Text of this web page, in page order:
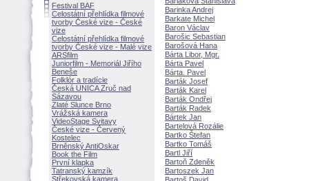
Festival BAF
Celostátní přehlídka filmové
tvorby České vize - České
vize
Celostátní přehlídka filmové
tvorby České vize - Malé vize
ARSfilm
Juniorfilm - Memoriál Jiřího
Beneše
Folklór a tradície
Česká UNICA Zruč nad
Sázavou
Zlaté Slunce Brno
Vrážská kamera
VideoStage Svitavy
České vize - Červený
Kostelec
Brněnský AntiOskar
Book the Film
První klapka
Tatranský kamzík
Střekovská kamera
Barinka Andrej
Barkate Michel
Baron Václav
Barošic Sebastian
Barošová Hana
Bárta Libor, Mgr.
Bárta Pavel
Bárta. Pavel
Barták Josef
Barták Karel
Barták Ondřej
Barták Radek
Bártek Jan
Bartelová Rozálie
Bartko Štefan
Bartko Tom
Bartl Jiří
Bartoň Zdeněk
Bartoszek Jan